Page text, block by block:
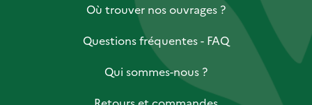
Où trouver nos ouvrages ?
Questions fréquentes - FAQ
Qui sommes-nous ?